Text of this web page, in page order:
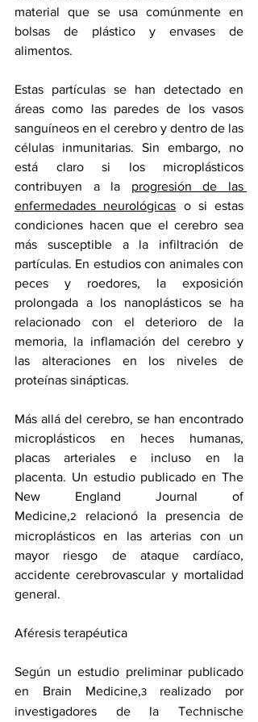
material que se usa comúnmente en
bolsas de plástico y envases de
alimentos.
Estas partículas se han detectado en
áreas como las paredes de los vasos
sanguíneos en el cerebro y dentro de las
células inmunitarias. Sin embargo, no
está claro si los microplásticos
contribuyen a la progresión de las
enfermedades neurológicas o si estas
condiciones hacen que el cerebro sea
más susceptible a la infiltración de
partículas. En estudios con animales con
peces y roedores, la exposición
prolongada a los nanoplásticos se ha
relacionado con el deterioro de la
memoria, la inflamación del cerebro y
las alteraciones en los niveles de
proteínas sinápticas.
Más allá del cerebro, se han encontrado
microplásticos en heces humanas,
placas arteriales e incluso en la
placenta. Un estudio publicado en The
New England Journal of
Medicine,2
relacionó la presencia de
microplásticos en las arterias con un
mayor riesgo de ataque cardíaco,
accidente cerebrovascular y mortalidad
general.
Aféresis terapéutica
Según un estudio preliminar publicado
en Brain Medicine,3 realizado por
investigadores de la Technische